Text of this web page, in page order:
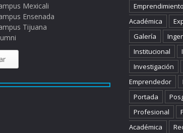
Mexicali
Ensenada
Tijuana
Emprendimiento
Académica
Galería
Institucional
Investigación
Emprendedor
Portada
Profesional
Académica